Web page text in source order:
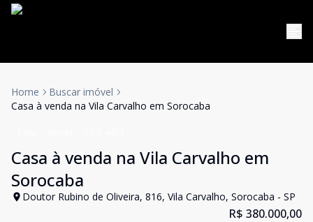
Home
Buscar imóvel
Casa à venda na Vila Carvalho em Sorocaba
Casa à venda na Vila Carvalho em
Sorocaba
Doutor Rubino de Oliveira, 816, Vila Carvalho, Sorocaba - SP
R$ 380.000,00